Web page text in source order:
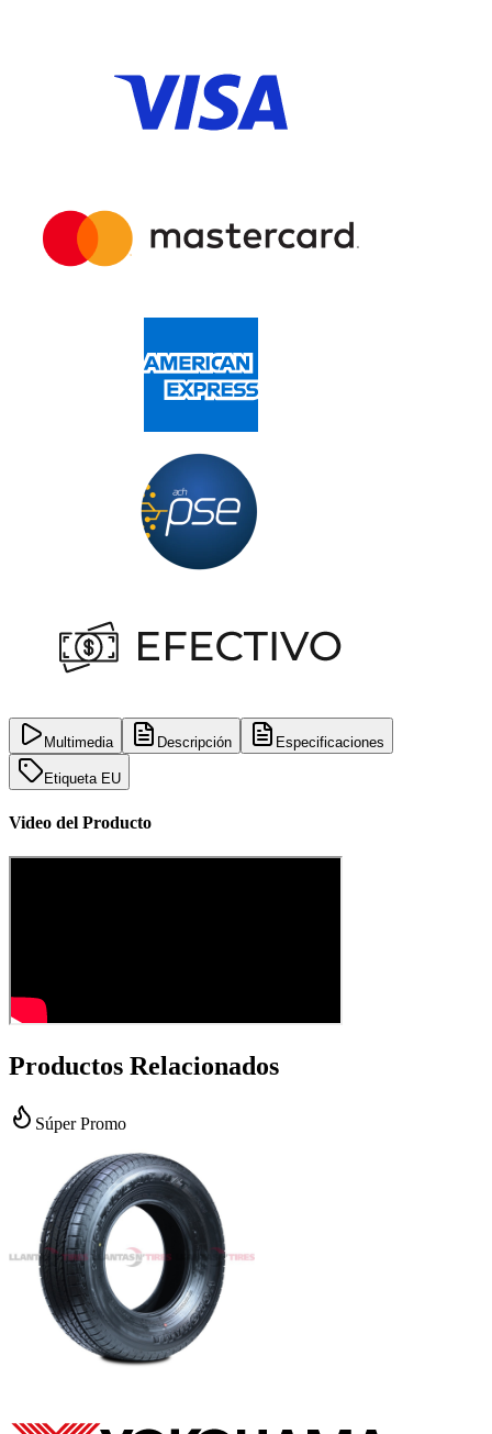
Multimedia Descripción Especificaciones
Etiqueta EU
Video del Producto
Productos Relacionados
Súper Promo